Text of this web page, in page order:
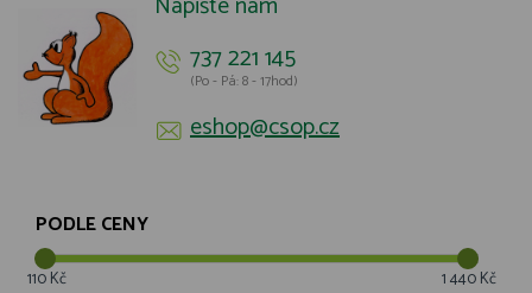
737 221 145
(Po - Pá: 8 - 17hod)
eshop@csop.cz
PODLE CENY
110 Kč 1 440 Kč